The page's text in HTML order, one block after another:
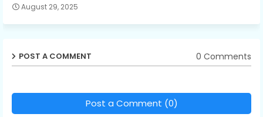
August 29, 2025
POST A COMMENT 0 Comments
Post a Comment (0)